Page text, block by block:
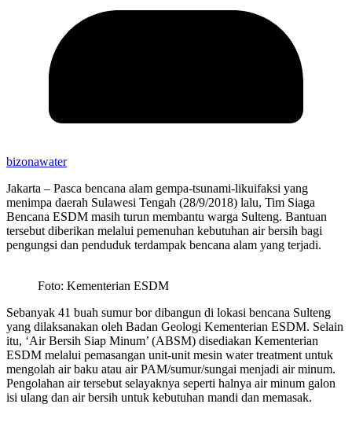
bizonawater
Jakarta – Pasca bencana alam gempa-tsunami-likuifaksi yang
menimpa daerah Sulawesi Tengah (28/9/2018) lalu, Tim Siaga
Bencana ESDM masih turun membantu warga Sulteng. Bantuan
tersebut diberikan melalui pemenuhan kebutuhan air bersih bagi
pengungsi dan penduduk terdampak bencana alam yang terjadi.
Foto: Kementerian ESDM
Sebanyak 41 buah sumur bor dibangun di lokasi bencana Sulteng
yang dilaksanakan oleh Badan Geologi Kementerian ESDM. Selain
itu, ‘Air Bersih Siap Minum’ (ABSM) disediakan Kementerian
ESDM melalui pemasangan unit-unit mesin water treatment untuk
mengolah air baku atau air PAM/sumur/sungai menjadi air minum.
Pengolahan air tersebut selayaknya seperti halnya air minum galon
isi ulang dan air bersih untuk kebutuhan mandi dan memasak.